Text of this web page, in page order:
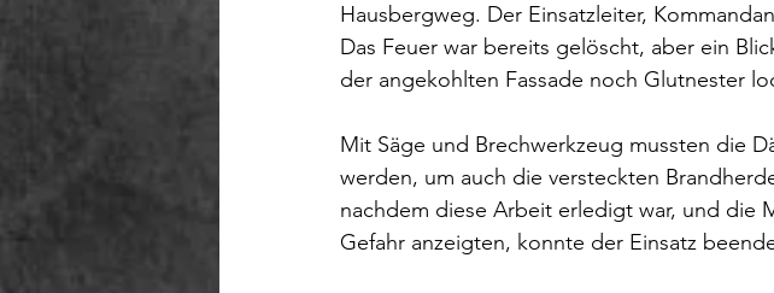
Hausbergweg. Der Einsatzleiter,
Das Feuer war bereits gelöscht, aber ein
der angekohlten Fassade noch Glutnester
Mit Säge und Brechwerkzeug mussten die
werden, um auch die versteckten
nachdem diese Arbeit erledigt war, und die
Gefahr anzeigten, konnte der Einsatz